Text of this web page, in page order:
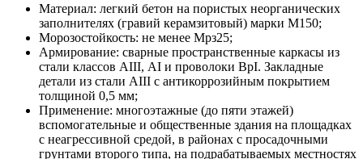
Материал: легкий бетон на пористых неорганических
заполнителях (гравий керамзитовый) марки М150;
Морозостойкость: не менее Мрз25;
Армирование: сварные пространственные каркасы из
стали классов АIII, АI и проволоки ВрI. Закладные
детали из стали АIII с антикоррозийным покрытием
толщиной 0,5 мм;
Применение: многоэтажные (до пяти этажей)
вспомогательные и общественные здания на площадках
с неагрессивной средой, в районах с просадочными
грунтами второго типа, на подрабатываемых местностях